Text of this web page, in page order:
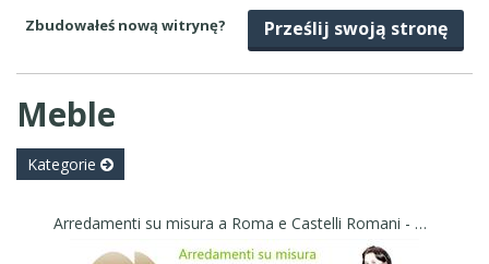
Zbudowałeś nową witrynę? Prześlij swoją stronę
Meble
Kategorie
Arredamenti su misura a Roma e Castelli Romani - Arredi e Mobili